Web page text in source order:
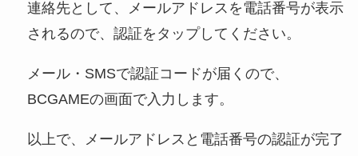
連絡先として、メールアドレスを電話番号が表示
されるので、認証をタップしてください。
メール・SMSで認証コードが届くので、
BCGAMEの画面で入力します。
以上で、メールアドレスと電話番号の認証が完了